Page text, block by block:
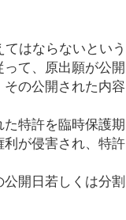
はならないという
て、原出願が公開
の公開された内容
特許を臨時保護期
が侵害され、特許
開日若しくは分割